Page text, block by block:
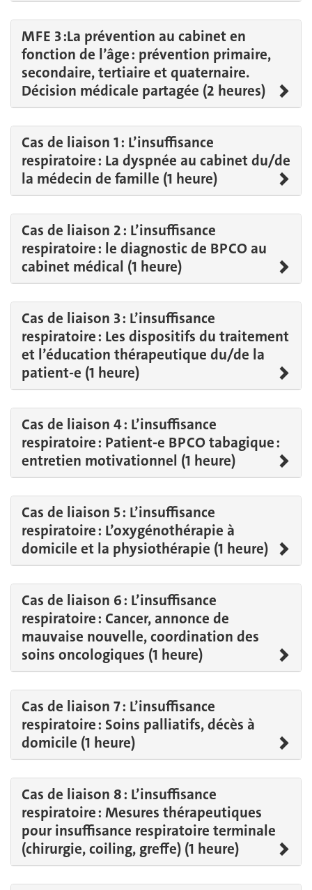
MFE 3 :La prévention au cabinet en
fonction de l’âge : prévention primaire,
secondaire, tertiaire et quaternaire.
Décision médicale partagée (2 heures)
Cas de liaison 1 : L’insuffisance
respiratoire : La dyspnée au cabinet du/de
la médecin de famille (1 heure)
Cas de liaison 2 : L’insuffisance
respiratoire : le diagnostic de BPCO au
cabinet médical (1 heure)
Cas de liaison 3 : L’insuffisance
respiratoire : Les dispositifs du traitement
et l’éducation thérapeutique du/de la
patient-e (1 heure)
Cas de liaison 4 : L’insuffisance
respiratoire : Patient-e BPCO tabagique :
entretien motivationnel (1 heure)
Cas de liaison 5 : L’insuffisance
respiratoire : L’oxygénothérapie à
domicile et la physiothérapie (1 heure)
Cas de liaison 6 : L’insuffisance
respiratoire : Cancer, annonce de
mauvaise nouvelle, coordination des
soins oncologiques (1 heure)
Cas de liaison 7 : L’insuffisance
respiratoire : Soins palliatifs, décès à
domicile (1 heure)
Cas de liaison 8 : L’insuffisance
respiratoire : Mesures thérapeutiques
pour insuffisance respiratoire terminale
(chirurgie, coiling, greffe) (1 heure)